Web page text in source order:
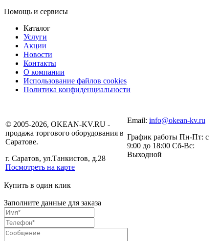
Помощь и сервисы
Каталог
Услуги
Акции
Новости
Контакты
О компании
Использование файлов cookies
Политика конфиденциальности
© 2005-2026, OKEAN-KV.RU -
продажа торгового оборудования в
Саратове.
г. Саратов, ул.Танкистов, д.28
Посмотреть на карте
Email: info@okean-kv.ru
График работы Пн-Пт: с
9:00 до 18:00 Сб-Вс:
Выходной
Купить в один клик
Заполните данные для заказа